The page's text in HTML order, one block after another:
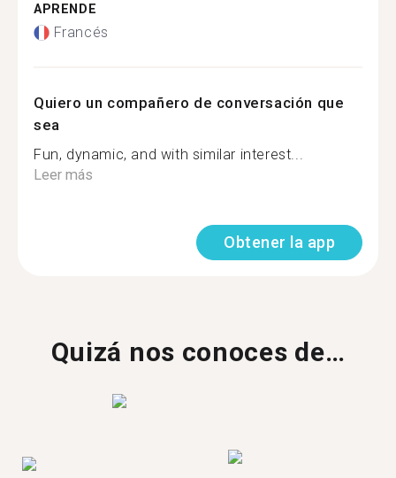
APRENDE
Francés
Quiero un compañero de conversación que
sea
Fun, dynamic, and with similar interest...
Leer más
Obtener la app
Quizá nos conoces de…